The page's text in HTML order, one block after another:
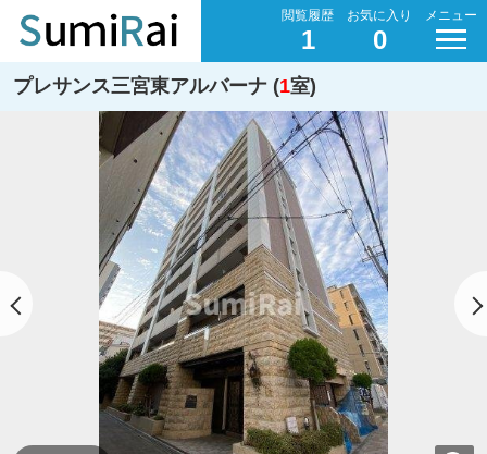
閲覧履歴
1
お気に入り
0
メニュー
プレサンス三宮東アルバーナ (1室)